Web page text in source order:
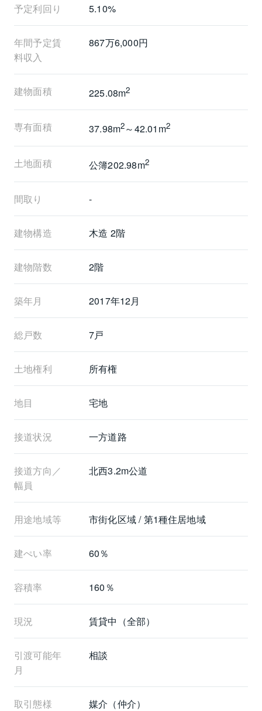
予定利回り 5.10%
年間予定賃
料収入
867万6,000円
建物面積 225.08m2
専有面積 37.98m2～42.01m2
土地面積 公簿202.98m2
間取り -
建物構造 木造 2階
建物階数 2階
築年月 2017年12月
総戸数 7戸
土地権利 所有権
地目 宅地
接道状況 一方道路
接道方向／
幅員
北西3.2m公道
用途地域等 市街化区域 / 第1種住居地域
建ぺい率 60％
容積率 160％
現況 賃貸中（全部）
引渡可能年
月
相談
取引態様 媒介（仲介）